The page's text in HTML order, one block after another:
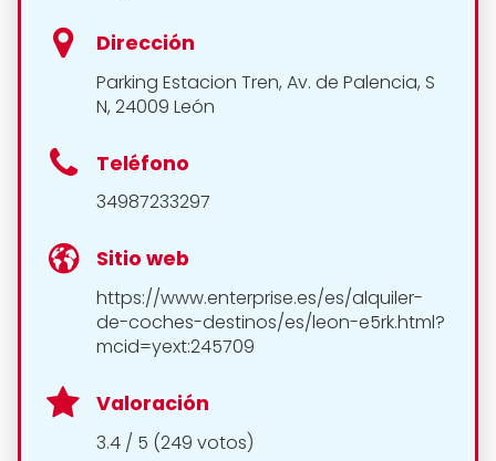
Dirección
Parking Estacion Tren, Av. de Palencia, S
N, 24009 León
Teléfono
34987233297
Sitio web
https://www.enterprise.es/es/alquiler-
de-coches-destinos/es/leon-e5rk.html?
mcid=yext:245709
Valoración
3.4 / 5 (249 votos)